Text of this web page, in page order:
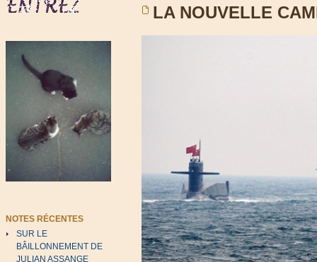
NOTES RÉCENTES
SUR LE
BÂILLONNEMENT DE
JULIAN ASSANGE
LA NOUVELLE